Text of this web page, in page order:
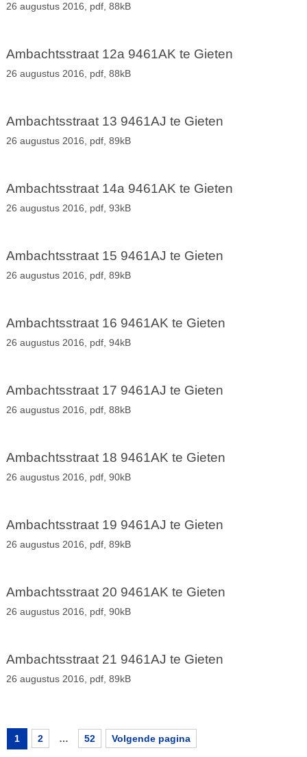
26 augustus 2016, pdf, 88kB
Ambachtsstraat 12a 9461AK te Gieten
26 augustus 2016, pdf, 88kB
Ambachtsstraat 13 9461AJ te Gieten
26 augustus 2016, pdf, 89kB
Ambachtsstraat 14a 9461AK te Gieten
26 augustus 2016, pdf, 93kB
Ambachtsstraat 15 9461AJ te Gieten
26 augustus 2016, pdf, 89kB
Ambachtsstraat 16 9461AK te Gieten
26 augustus 2016, pdf, 94kB
Ambachtsstraat 17 9461AJ te Gieten
26 augustus 2016, pdf, 88kB
Ambachtsstraat 18 9461AK te Gieten
26 augustus 2016, pdf, 90kB
Ambachtsstraat 19 9461AJ te Gieten
26 augustus 2016, pdf, 89kB
Ambachtsstraat 20 9461AK te Gieten
26 augustus 2016, pdf, 90kB
Ambachtsstraat 21 9461AJ te Gieten
26 augustus 2016, pdf, 89kB
1 2 … 52 Volgende pagina